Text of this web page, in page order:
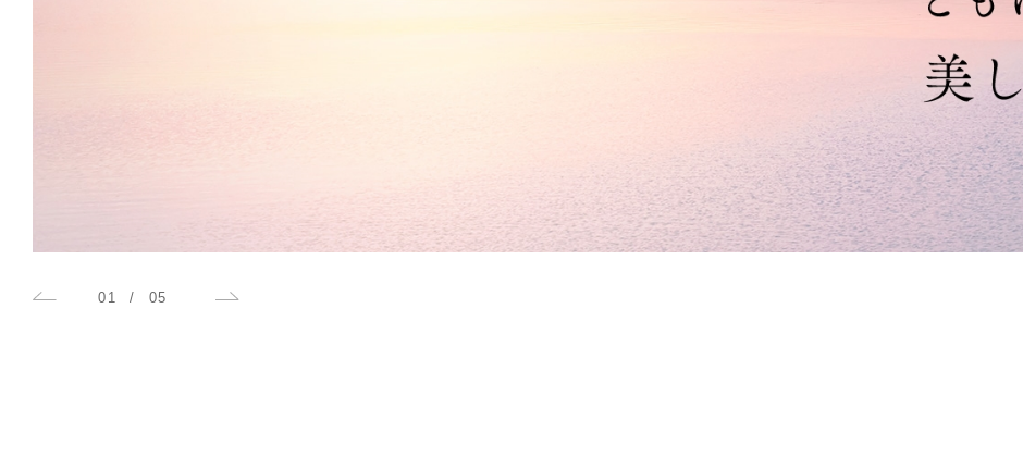
0 2 / 05